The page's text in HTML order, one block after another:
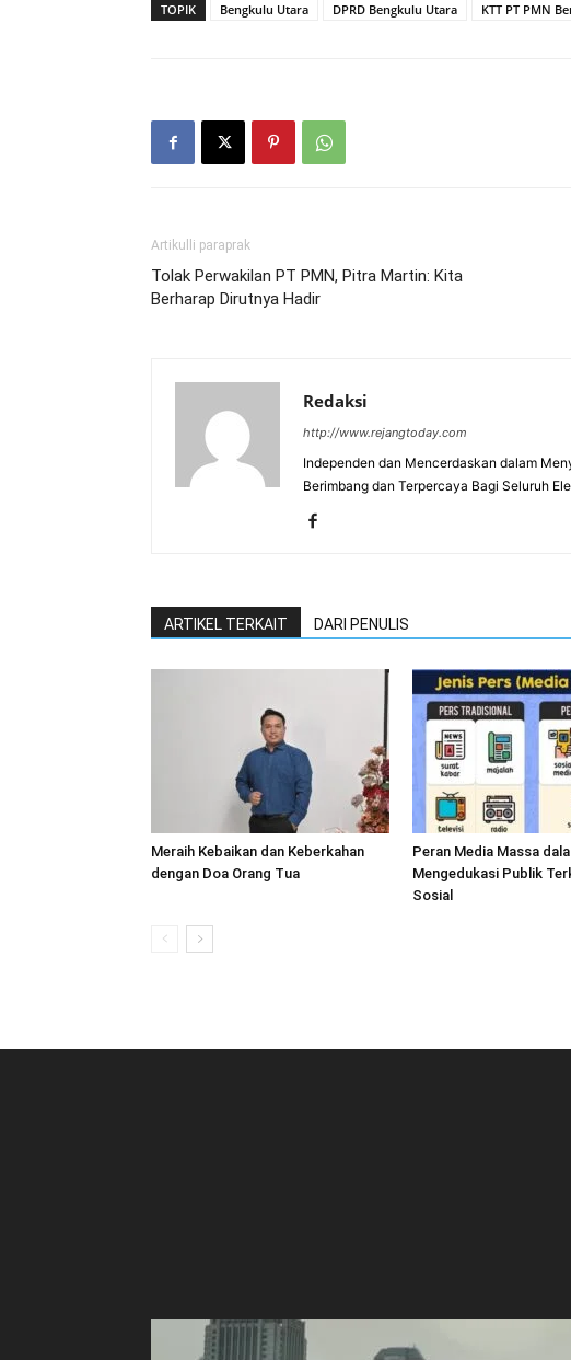
TOPIK Bengkulu Utara DPRD Bengkulu Utara KTT PT PMN
Artikulli paraprak
Tolak Perwakilan PT PMN, Pitra Martin: Kita
Berharap Dirutnya Hadir
Redaksi
http://www.rejangtoday.com
Independen dan Mencerdaskan dalam
Berimbang dan Terpercaya Bagi Seluruh
ARTIKEL TERKAIT DARI PENULIS
Meraih Kebaikan dan Keberkahan
dengan Doa Orang Tua
Peran Media Massa
Mengedukasi Publik
Sosial